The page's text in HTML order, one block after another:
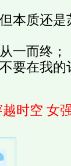
本质还是
一而终；
要在我的
越时空 女